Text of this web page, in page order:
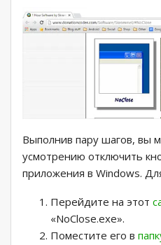
Выполнив пару шагов, вы
усмотрению отключить
приложения в Windows.
Перейдите на этот
«NoClose.exe».
Поместите его в